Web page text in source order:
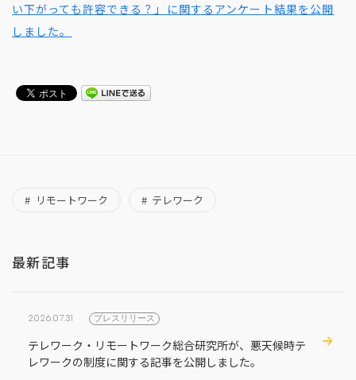
い下がっても許容できる？」に関するアンケート結果を公開
しました。
リモートワーク テレワーク
最新記事
2026.07.31 プレスリリース
テレワーク・リモートワーク総合研究所が、悪天候時テ
レワークの制度に関する記事を公開しました。